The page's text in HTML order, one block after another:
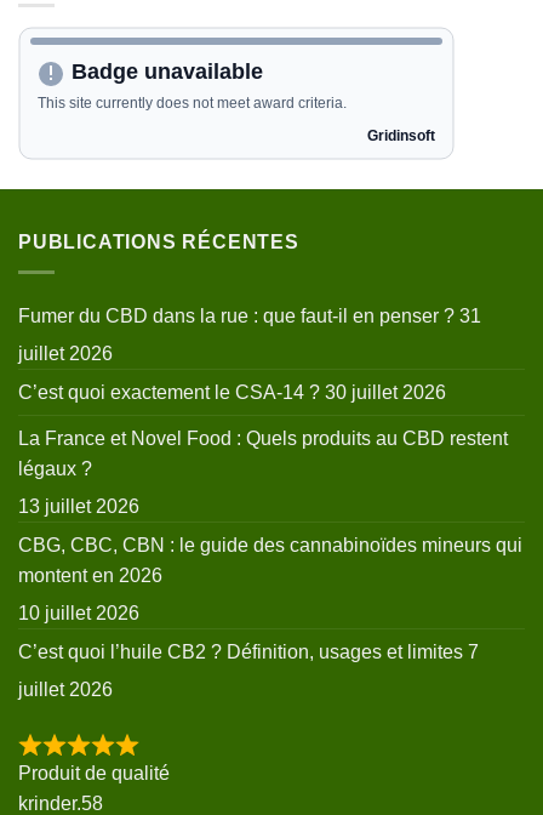
PUBLICATIONS RÉCENTES
Fumer du CBD dans la rue : que faut-il en penser ? 31
juillet 2026
C’est quoi exactement le CSA-14 ? 30 juillet 2026
La France et Novel Food : Quels produits au CBD restent
légaux ?
13 juillet 2026
CBG, CBC, CBN : le guide des cannabinoïdes mineurs qui
montent en 2026
10 juillet 2026
C’est quoi l’huile CB2 ? Définition, usages et limites 7
juillet 2026
Produit de qualité
krinder.58